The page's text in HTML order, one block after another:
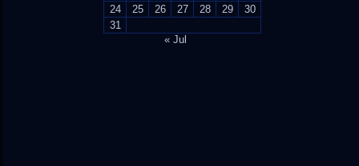
24
25 26 27 28 29
30
31
« Jul